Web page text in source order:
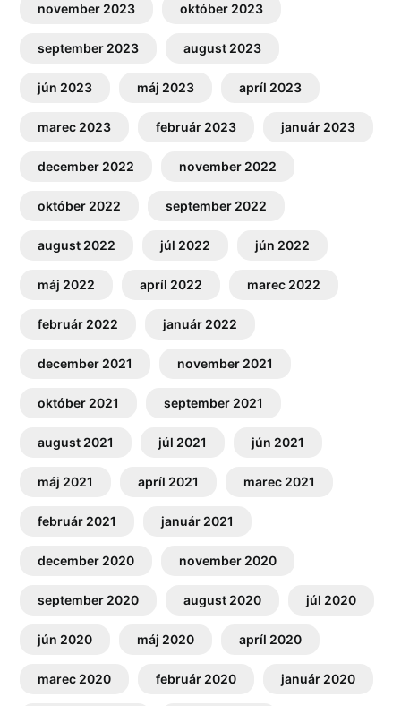
november 2023 október 2023
september 2023 august 2023
jún 2023 máj 2023 apríl 2023
marec 2023 február 2023 január 2023
december 2022 november 2022
október 2022 september 2022
august 2022 júl 2022 jún 2022
máj 2022 apríl 2022 marec 2022
február 2022 január 2022
december 2021 november 2021
október 2021 september 2021
august 2021 júl 2021 jún 2021
máj 2021 apríl 2021 marec 2021
február 2021 január 2021
december 2020 november 2020
september 2020 august 2020 júl 2020
jún 2020 máj 2020 apríl 2020
marec 2020 február 2020 január 2020